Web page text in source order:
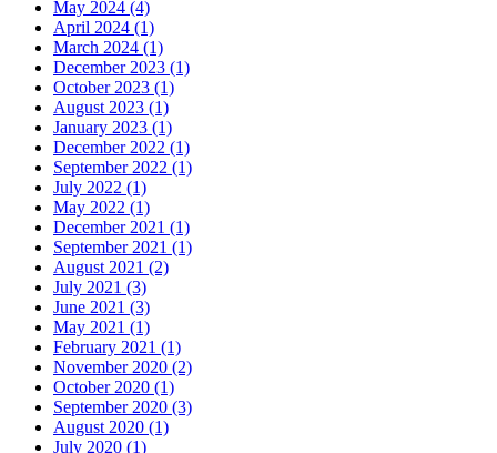
May 2024 (4)
April 2024 (1)
March 2024 (1)
December 2023 (1)
October 2023 (1)
August 2023 (1)
January 2023 (1)
December 2022 (1)
September 2022 (1)
July 2022 (1)
May 2022 (1)
December 2021 (1)
September 2021 (1)
August 2021 (2)
July 2021 (3)
June 2021 (3)
May 2021 (1)
February 2021 (1)
November 2020 (2)
October 2020 (1)
September 2020 (3)
August 2020 (1)
July 2020 (1)